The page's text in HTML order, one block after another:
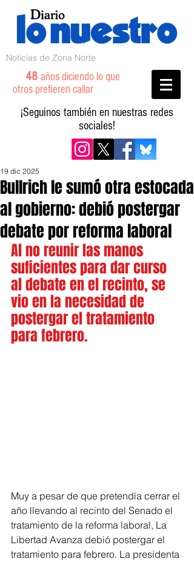
Noticias de Zona Norte
48 años diciendo lo que
otros prefieren callar
¡Seguinos también en nuestras redes
sociales!
Bullrich le sumó otra estocada
al gobierno: debió postergar
debate por reforma laboral
19 dic 2025
Al no reunir las manos
suficientes para dar curso
al debate en el recinto, se
vio en la necesidad de
postergar el tratamiento
para febrero.
Muy a pesar de que pretendía cerrar el
año llevando al recinto del Senado el
tratamiento de la reforma laboral, La
Libertad Avanza debió postergar el
tratamiento para febrero. La presidenta